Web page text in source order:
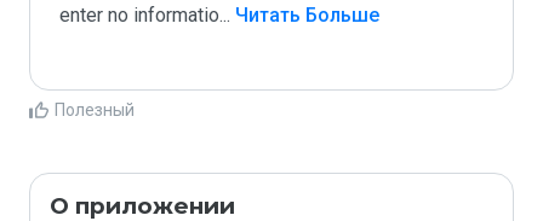
enter no informatio... Читать Больше
Полезный
О приложении